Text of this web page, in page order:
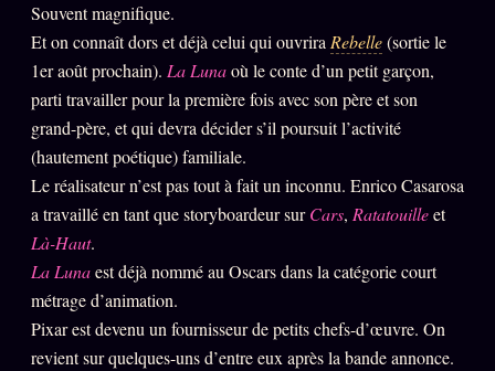
Oracle Famille
Oracle Sigil Sonore
Oracle Parfum
Oracle Anniversaire
Oracle Carte du Jour
Oracle Algorithme
Audit Social
LIVRES TRILOGIE + 2
Souvent magnifique.
Et on connaît dors et déjà celui qui ouvriraRebelle(sortie le
1er août prochain). La Lunaoù le conte d’un petit garçon,
parti travailler pour la première fois avec son père et son
grand-père, et qui devra décider s’il poursuit l’activité
(hautement poétique) familiale.
Le réalisateur n’est pas tout à fait un inconnu. Enrico Casarosa
a travaillé en tant que storyboardeur surCars, Ratatouilleet
Là-Haut.
La Lunaest déjà nommé au Oscars dans la catégorie court
métrage d’animation.
Pixar est devenu un fournisseur de petits chefs-d’œuvre. On
revient sur quelques-uns d’entre eux après la bande annonce.